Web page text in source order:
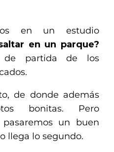
en un estudio
en un parque?
partida de los
de donde además
bonitas. Pero
un buen
llega lo segundo.